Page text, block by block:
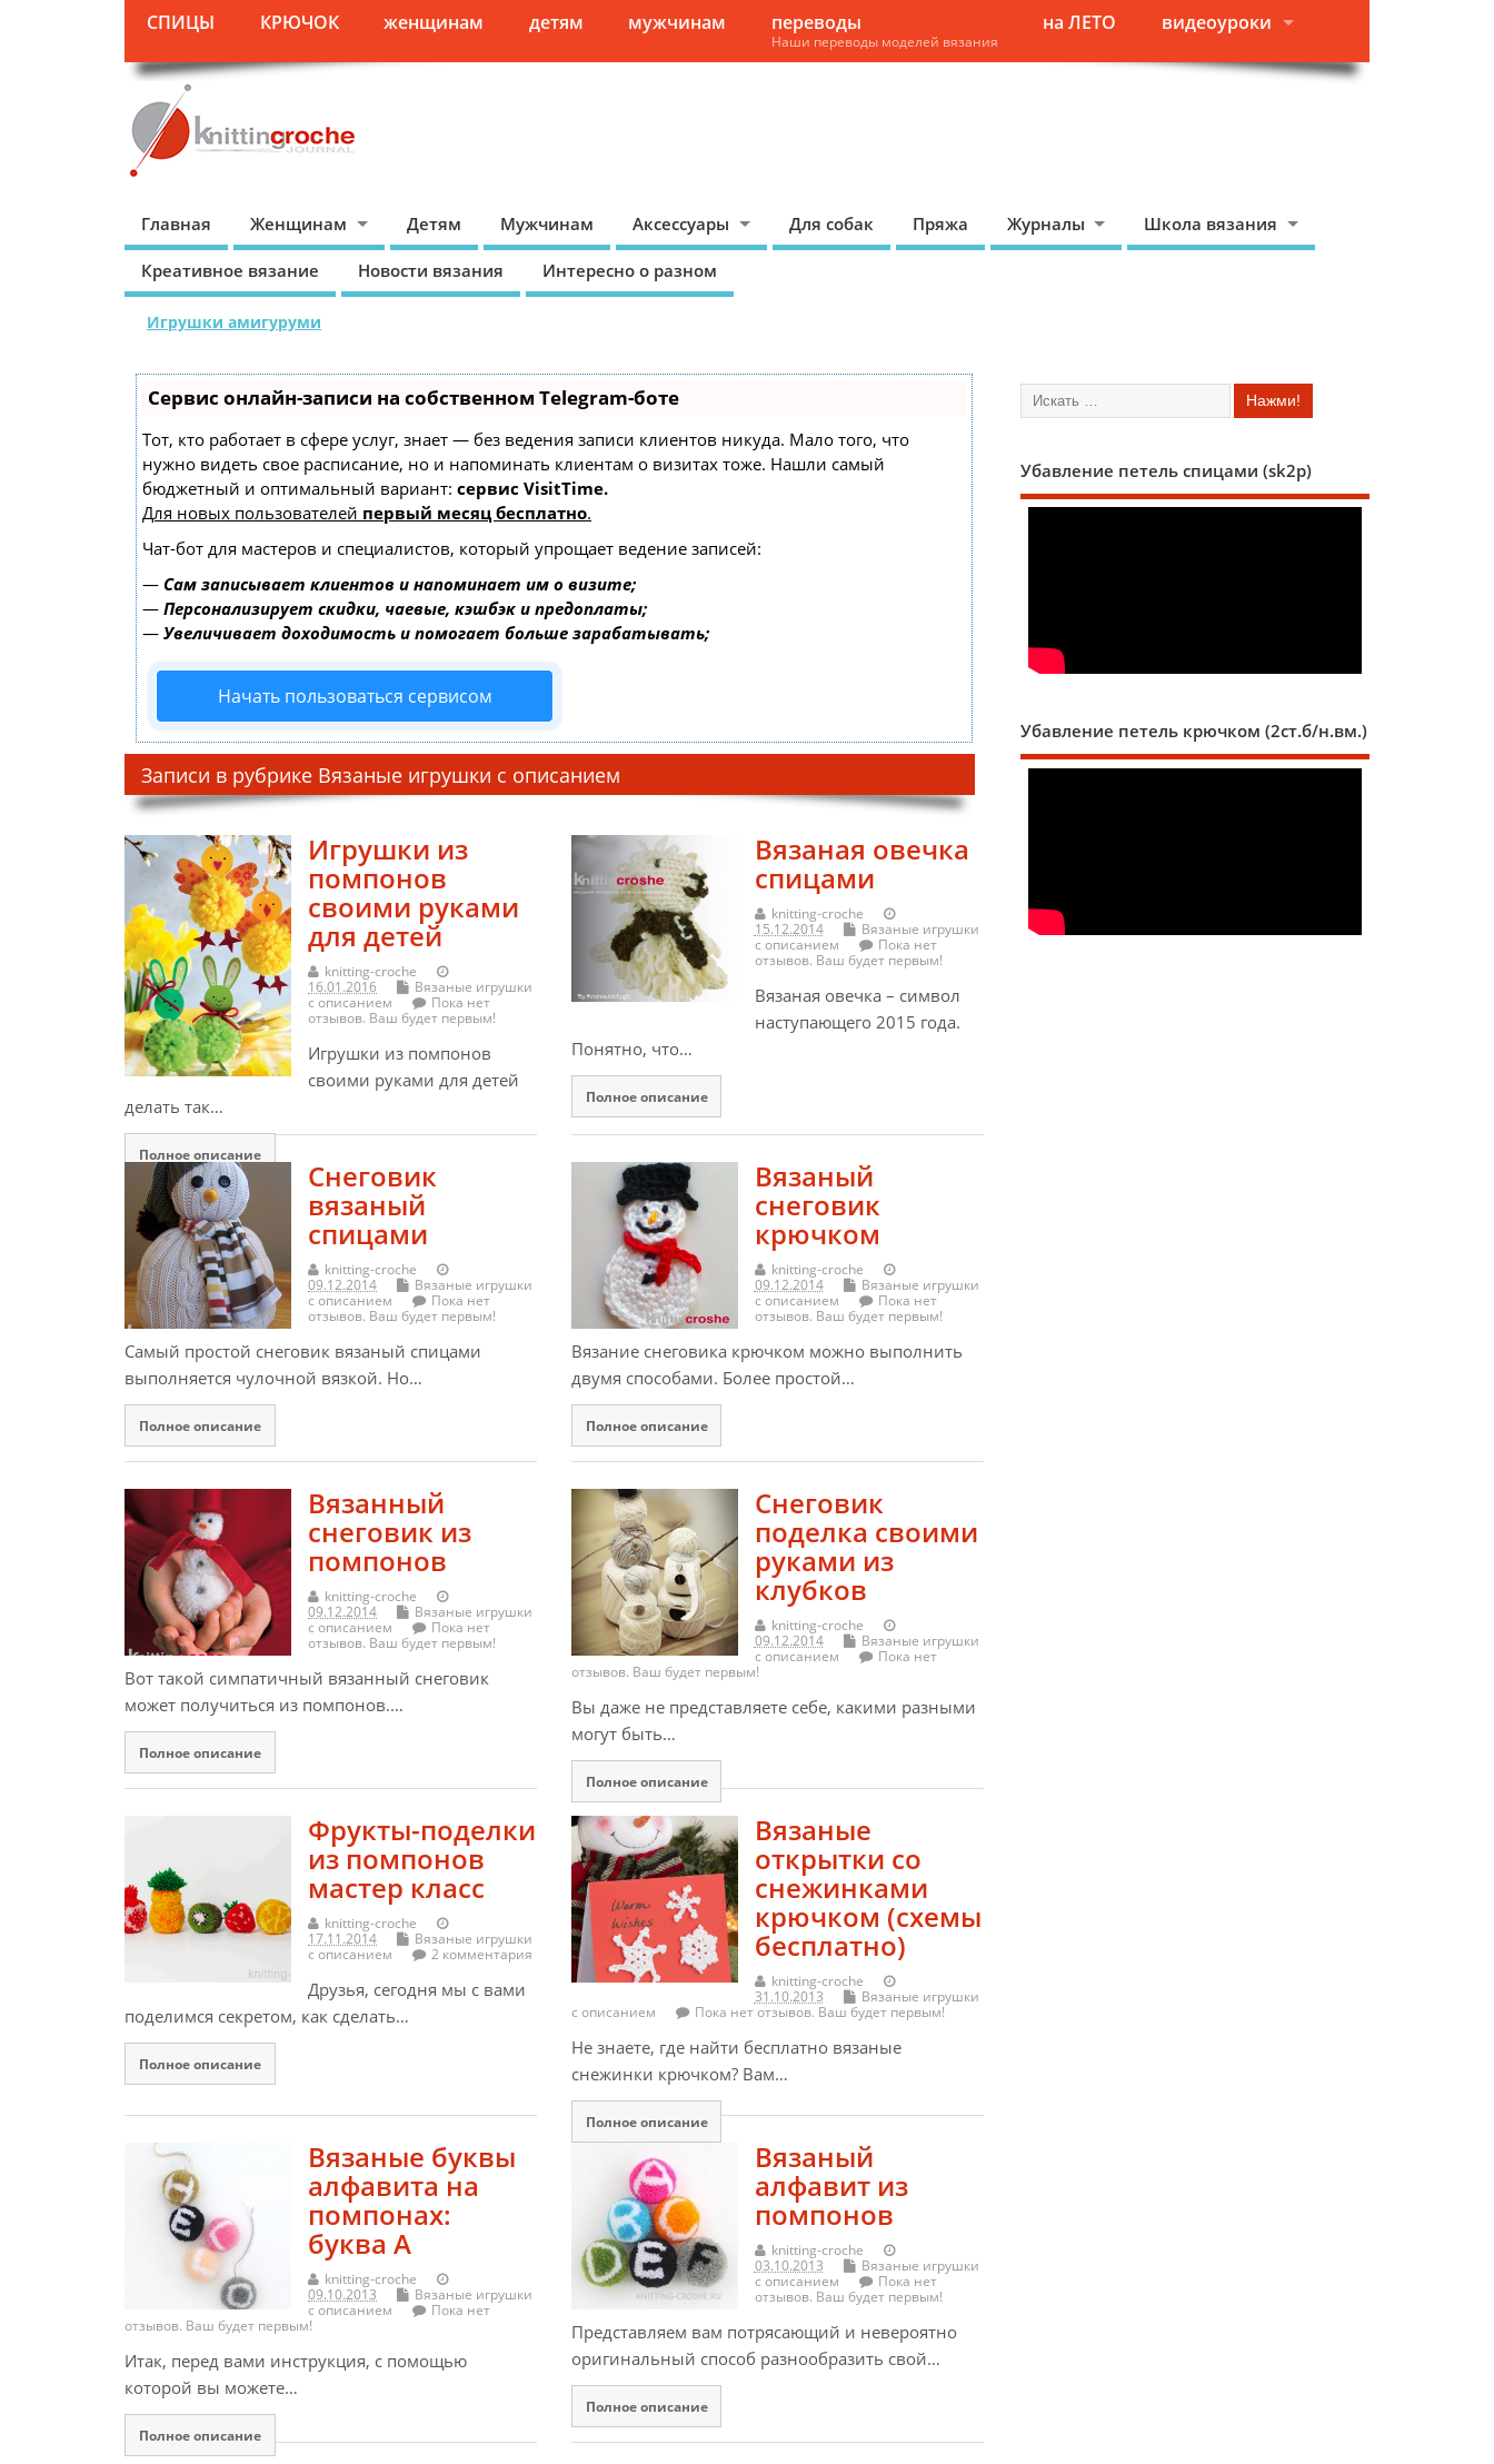
СПИЦЫ КРЮЧОК женщинам детям мужчинам переводы
Наши переводы моделей вязания
на ЛЕТО видеоуроки
Главная Женщинам Детям Мужчинам Аксессуары Для собак Пряжа Журналы Школа вязания
Креативное вязание Новости вязания Интересно о разном
Игрушки амигуруми
Сервис онлайн-записи на собственном Telegram-боте
Тот, кто работает в сфере услуг, знает — без ведения записи клиентов никуда. Мало того, что
нужно видеть свое расписание, но и напоминать клиентам о визитах тоже. Нашли самый
бюджетный и оптимальный вариант: сервис VisitTime.
Для новых пользователей первый месяц бесплатно.
Чат-бот для мастеров и специалистов, который упрощает ведение записей:
— Сам записывает клиентов и напоминает им о визите;
— Персонализирует скидки, чаевые, кэшбэк и предоплаты;
— Увеличивает доходимость и помогает больше зарабатывать;
Начать пользоваться сервисом
Записи в рубрике Вязаные игрушки с описанием
Игрушки из
помпонов
своими руками
для детей
knitting-croche
16.01.2016
Вязаные игрушки
с описанием
Пока нет
отзывов. Ваш будет первым!
Игрушки из помпонов
своими руками для детей
делать так…
Полное описание
Вязаная овечка
спицами
knitting-croche
15.12.2014
Вязаные игрушки
с описанием
Пока нет
отзывов. Ваш будет первым!
Вязаная овечка – символ
наступающего 2015 года.
Понятно, что…
Полное описание
Снеговик
вязаный
спицами
knitting-croche
09.12.2014
Вязаные игрушки
с описанием
Пока нет
отзывов. Ваш будет первым!
Самый простой снеговик вязаный спицами
выполняется чулочной вязкой. Но…
Полное описание
Вязаный
снеговик
крючком
knitting-croche
09.12.2014
Вязаные игрушки
с описанием
Пока нет
отзывов. Ваш будет первым!
Вязание снеговика крючком можно выполнить
двумя способами. Более простой…
Полное описание
Вязанный
снеговик из
помпонов
knitting-croche
09.12.2014
Вязаные игрушки
с описанием
Пока нет
отзывов. Ваш будет первым!
Вот такой симпатичный вязанный снеговик
может получиться из помпонов.…
Полное описание
Снеговик
поделка своими
руками из
клубков
knitting-croche
09.12.2014
Вязаные игрушки
с описанием
Пока нет
отзывов. Ваш будет первым!
Вы даже не представляете себе, какими разными
могут быть…
Полное описание
Фрукты-поделки
из помпонов
мастер класс
knitting-croche
17.11.2014
Вязаные игрушки
с описанием
2 комментария
Друзья, сегодня мы с вами
поделимся секретом, как сделать…
Полное описание
Вязаные
открытки со
снежинками
крючком (схемы
бесплатно)
knitting-croche
31.10.2013
Вязаные игрушки
с описанием
Пока нет отзывов. Ваш будет первым!
Не знаете, где найти бесплатно вязаные
снежинки крючком? Вам…
Полное описание
Вязаные буквы
алфавита на
помпонах:
буква А
knitting-croche
09.10.2013
Вязаные игрушки
с описанием
Пока нет
отзывов. Ваш будет первым!
Итак, перед вами инструкция, с помощью
которой вы можете…
Полное описание
Вязаный
алфавит из
помпонов
knitting-croche
03.10.2013
Вязаные игрушки
с описанием
Пока нет
отзывов. Ваш будет первым!
Представляем вам потрясающий и невероятно
оригинальный способ разнообразить свой…
Полное описание
Убавление петель спицами (sk2p)
Убавление петель крючком (2ст.б/н.вм.)